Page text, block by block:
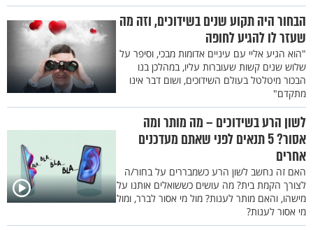
הבחור היה תקוע שנים בשידוכים, וזה מה
שעזר לו להגיע לחופה
"הוא הגיע אליי עם עיניים אדומות מבכי, וסיפר על
שלוש שנים קשות שעוברות עליו, במהלכן בנו
הבכור מיטלטל בעולם השידוכים, ושום דבר אינו
מתקדם"
לשון הרע בשידוכים – מה מותר ומה
אסור? 5 תנאים לפני שאתם מעדכנים
אחרים
האם זה נחשב לשון הרע כשמבררים על בחור/ה
לצורך הקמת בית? מה עושים כששואלים אותנו על
מישהו, והאם מותר לענות? מול מי אסור לברר, ומול
מי אסור לענות?